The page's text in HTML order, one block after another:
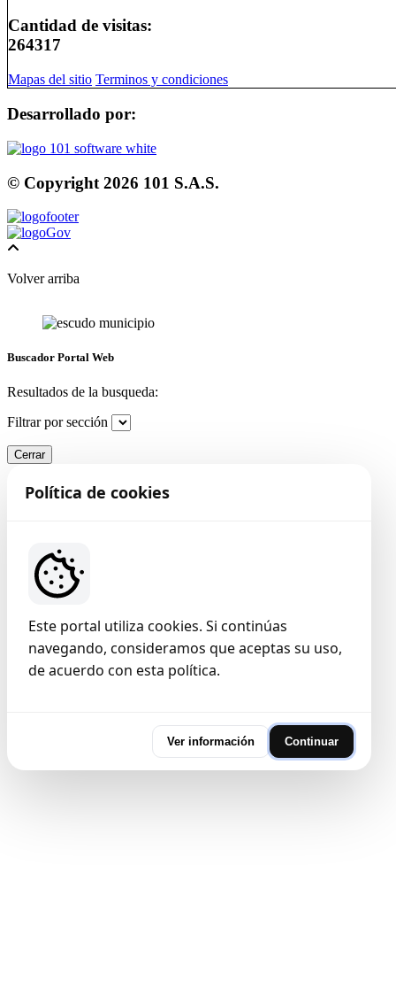
Cantidad de visitas:
264317
Mapas del sitio Terminos y condiciones
Desarrollado por:
© Copyright 2026 101 S.A.S.
Volver arriba
Buscador Portal Web
Resultados de la busqueda:
Filtrar por sección
Cerrar
Política de cookies
Este portal utiliza cookies. Si continúas
navegando, consideramos que aceptas su uso,
de acuerdo con esta política.
Ver información Continuar